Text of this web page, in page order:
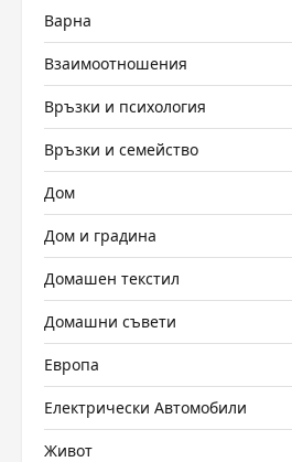
Варна
Взаимоотношения
Връзки и психология
Връзки и семейство
Дом
Дом и градина
Домашен текстил
Домашни съвети
Европа
Електрически Автомобили
Живот